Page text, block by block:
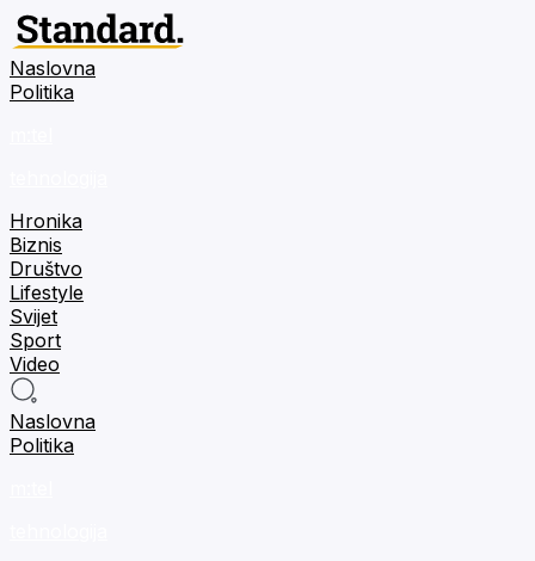
Naslovna
Politika
Hronika
Biznis
Društvo
Lifestyle
Svijet
Sport
Video
Naslovna
Politika